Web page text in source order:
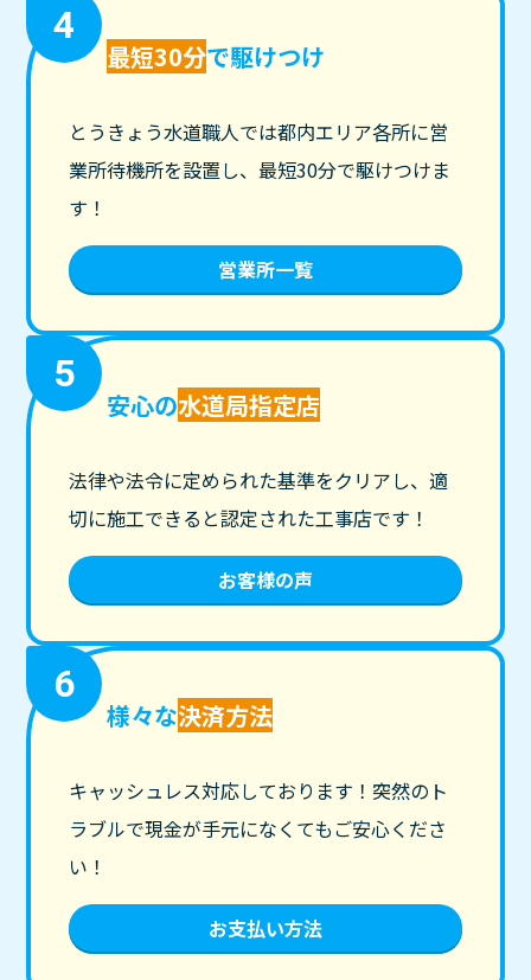
4
最短30分で駆けつけ
とうきょう水道職人では都内エリア各所に営
業所待機所を設置し、最短30分で駆けつけま
す！
営業所一覧
5
安心の水道局指定店
法律や法令に定められた基準をクリアし、適
切に施工できると認定された工事店です！
お客様の声
6
様々な決済方法
キャッシュレス対応しております！突然のト
ラブルで現金が手元になくてもご安心くださ
い！
お支払い方法